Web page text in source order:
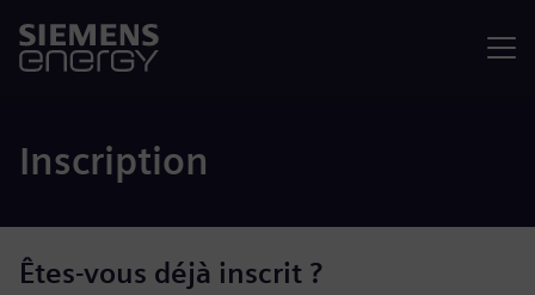
Inscription
Êtes-vous déjà inscrit ?